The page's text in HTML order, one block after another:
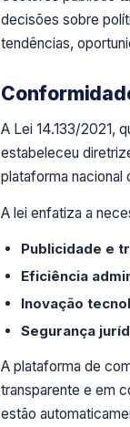
decisões sobre
tendências,
A Lei 14.133/2021,
estabeleceu
plataforma
A lei enfatiza a
Publicidade e
Eficiência
Inovação
Segurança
A plataforma de
transparente e em
estão